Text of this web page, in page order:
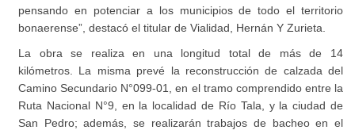
pensando en potenciar a los municipios de todo el territorio
bonaerense”, destacó el titular de Vialidad, Hernán Y Zurieta.
La obra se realiza en una longitud total de más de 14
kilómetros. La misma prevé la reconstrucción de calzada del
Camino Secundario N°099-01, en el tramo comprendido entre la
Ruta Nacional N°9, en la localidad de Río Tala, y la ciudad de
San Pedro; además, se realizarán trabajos de bacheo en el